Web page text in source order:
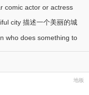
comic actor or actress
city 描述一个美丽的城
who does something to
(11)
地板